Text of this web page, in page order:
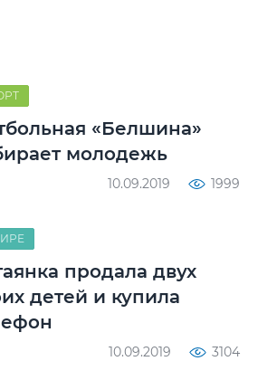
«Белшина»
молодежь
10.09.2019 1999
продала двух
детей и купила
10.09.2019 3104